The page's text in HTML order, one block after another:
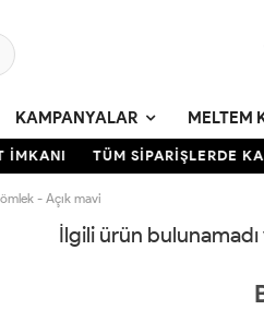
KAMPANYALAR MELTEM
TÜM SİPARİŞLERDE
- Açık mavi
İlgili ürün